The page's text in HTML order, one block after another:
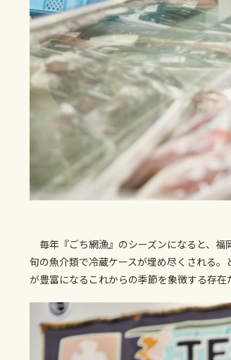
毎年『ごち網漁』のシーズンになると、
旬の魚介類で冷蔵ケースが埋め尽くされる
が豊富になるこれからの季節を象徴する存在